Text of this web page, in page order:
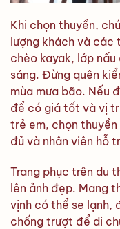
Khi chọn thuyền,
lượng khách và các
chèo kayak, lớp
sáng. Đừng quên
mùa mưa bão. Nếu
để có giá tốt và vị
trẻ em, chọn
đủ và nhân viên hỗ
Trang phục trên du
lên ảnh đẹp. Mang
vịnh có thể se lạnh,
chống trượt để di